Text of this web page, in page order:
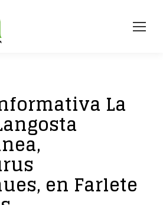
La
en Farlete